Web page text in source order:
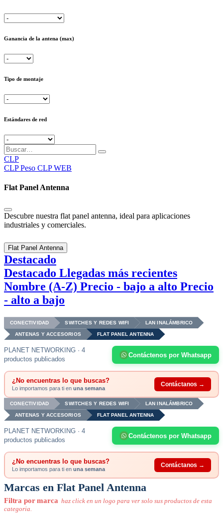
Ganancia de la antena (max)
Tipo de montaje
Estándares de red
CLP
CLP Peso CLP WEB
Flat Panel Antenna
Descubre nuestra flat panel antenna, ideal para aplicaciones
industriales y comerciales.
Flat Panel Antenna
Destacado
Destacado Llegadas más recientes
Nombre (A-Z) Precio - bajo a alto Precio
- alto a bajo
CONECTIVIDAD SWITCHES Y REDES WIFI LAN INALÁMBRICO
ANTENAS Y ACCESORIOS FLAT PANEL ANTENNA
PLANET NETWORKING · 4
productos publicados
Contáctenos por Whatsapp
¿No encuentras lo que buscas?
Lo importamos para ti en una semana
Contáctanos →
CONECTIVIDAD SWITCHES Y REDES WIFI LAN INALÁMBRICO
ANTENAS Y ACCESORIOS FLAT PANEL ANTENNA
PLANET NETWORKING · 4
productos publicados
Contáctenos por Whatsapp
¿No encuentras lo que buscas?
Lo importamos para ti en una semana
Contáctanos →
Marcas en Flat Panel Antenna
Filtra por marca haz click en un logo para ver solo sus productos de esta
categoria.